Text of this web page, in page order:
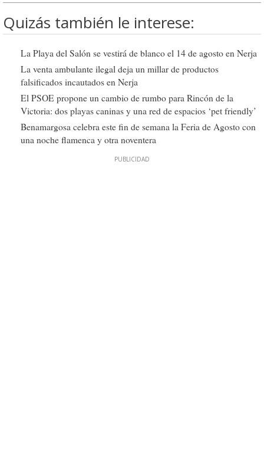
Quizás también le interese:
La Playa del Salón se vestirá de blanco el 14 de agosto en Nerja
La venta ambulante ilegal deja un millar de productos
falsificados incautados en Nerja
El PSOE propone un cambio de rumbo para Rincón de la
Victoria: dos playas caninas y una red de espacios ‘pet friendly’
Benamargosa celebra este fin de semana la Feria de Agosto con
una noche flamenca y otra noventera